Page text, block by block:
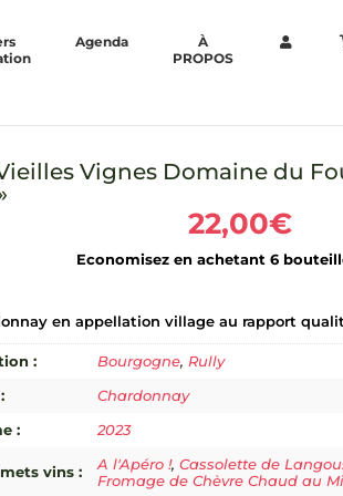
Agenda
À
PROPOS
Vignes Domaine du
22,00€
Economisez en achetant 6
en appellation village au rapport
: Bourgogne,Rully
Chardonnay
:
2023
vins : A l'Apéro !,Cassolette de
Fromage de Chèvre Chaud au